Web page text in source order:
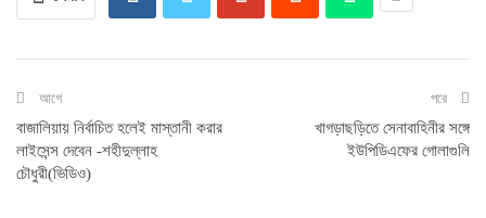
আগে
বাজালিয়ায় নির্বাচিত হলেই মাস্তানী করার
লাইসেন্স দেবেন -শহীদুল্লাহ
চৌধুরী(ভিডিও)
পরে
খাগড়াছড়িতে সেনাবাহিনীর সঙ্গে
ইউপিডিএফের গোলাগুলি